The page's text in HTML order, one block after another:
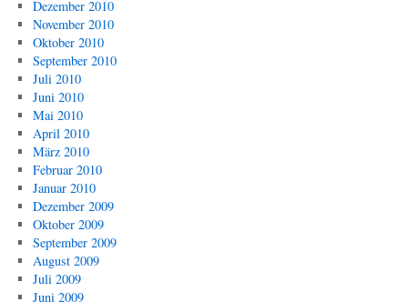
Dezember 2010
November 2010
Oktober 2010
September 2010
Juli 2010
Juni 2010
Mai 2010
April 2010
März 2010
Februar 2010
Januar 2010
Dezember 2009
Oktober 2009
September 2009
August 2009
Juli 2009
Juni 2009